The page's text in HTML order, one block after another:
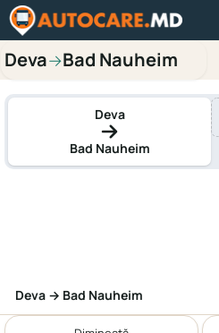
Deva→Bad Nauheim
Deva
Bad Nauheim
Deva → Bad Nauheim